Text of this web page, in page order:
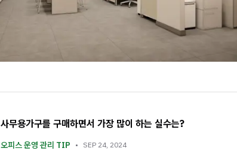
사무용가구를 구매하면서 가장 많이 하는 실수는?
오피스 운영 관리 TIP SEP 24, 2024